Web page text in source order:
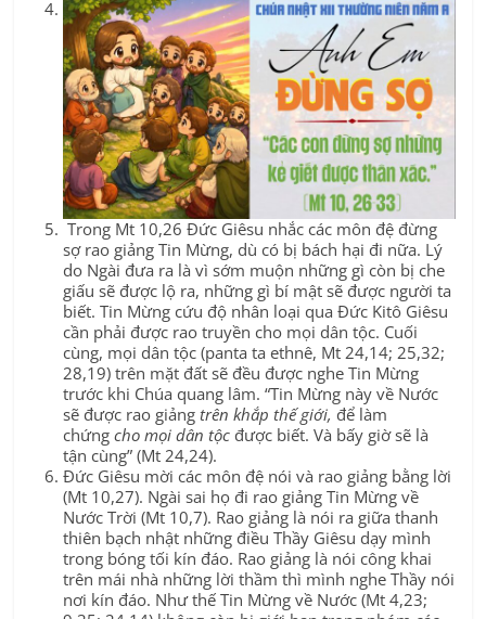
Trong Mt 10,26 Đức Giêsu nhắc các môn đệ đừng
sợ rao giảng Tin Mừng, dù có bị bách hại đi nữa. Lý
do Ngài đưa ra là vì sớm muộn những gì còn bị che
giấu sẽ được lộ ra, những gì bí mật sẽ được người ta
biết. Tin Mừng cứu độ nhân loại qua Đức Kitô Giêsu
cần phải được rao truyền cho mọi dân tộc. Cuối
cùng, mọi dân tộc (panta ta ethnê, Mt 24,14; 25,32;
28,19) trên mặt đất sẽ đều được nghe Tin Mừng
trước khi Chúa quang lâm. “Tin Mừng này về Nước
sẽ được rao giảngtrên khắp thế giới, để làm
chứngcho mọi dân tộc được biết. Và bấy giờ sẽ là
tận cùng” (Mt 24,24).
Đức Giêsu mời các môn đệ nói và rao giảng bằng lời
(Mt 10,27). Ngài sai họ đi rao giảng Tin Mừng về
Nước Trời (Mt 10,7). Rao giảng là nói ra giữa thanh
thiên bạch nhật những điều Thầy Giêsu dạy mình
trong bóng tối kín đáo. Rao giảng là nói công khai
trên mái nhà những lời thầm thì mình nghe Thầy nói
nơi kín đáo. Như thế Tin Mừng về Nước (Mt 4,23;